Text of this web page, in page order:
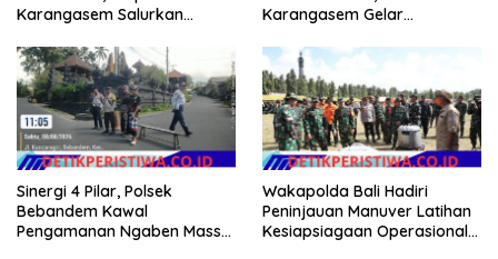
Karangasem Salurkan
Warga Kurang Mampu
Karangasem Gelar
Kamtibmas di Dangin Sema II
Sinergi 4 Pilar, Polsek
Bebandem Kawal
Pengamanan Ngaben Massal
Wakapolda Bali Hadiri
Peninjauan Manuver Latihan
Kesiapsiagaan Operasional